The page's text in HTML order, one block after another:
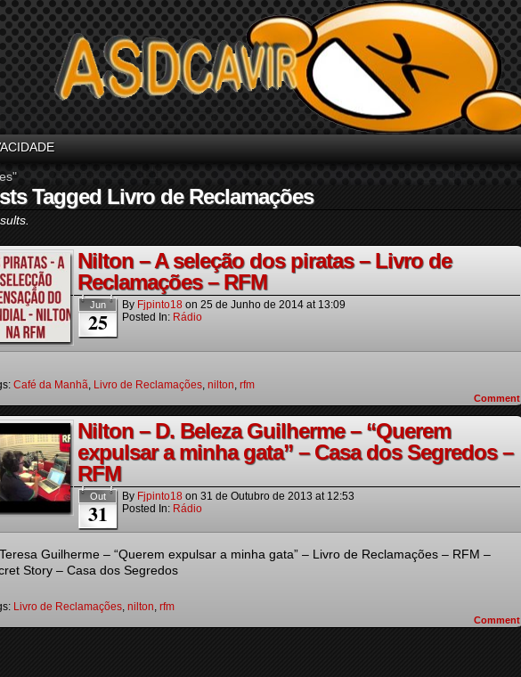
Tagged Livro de Reclamações
Nilton – A seleção dos piratas – Livro de
Reclamações – RFM
Jun
25
By Fjpinto18 on 25 de Junho de 2014 at 13:09
Posted In: Rádio
Café da Manhã, Livro de Reclamações, nilton, rfm
Comment
Nilton – D. Beleza Guilherme – “Querem
expulsar a minha gata” – Casa dos Segredos –
RFM
Out
31
By Fjpinto18 on 31 de Outubro de 2013 at 12:53
Posted In: Rádio
Guilherme – “Querem expulsar a minha gata” – Livro de Reclamações – RFM –
Story – Casa dos Segredos
Livro de Reclamações, nilton, rfm
Comment